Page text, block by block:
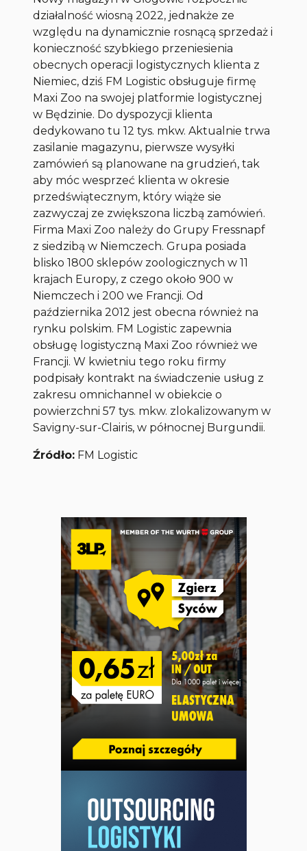
działalność wiosną 2022, jednakże ze
względu na dynamicznie rosnącą sprzedaż i
konieczność szybkiego przeniesienia
obecnych operacji logistycznych klienta z
Niemiec, dziś FM Logistic obsługuje firmę
Maxi Zoo na swojej platformie logistycznej
w Będzinie. Do dyspozycji klienta
dedykowano tu 12 tys. mkw. Aktualnie trwa
zasilanie magazynu, pierwsze wysyłki
zamówień są planowane na grudzień, tak
aby móc wesprzeć klienta w okresie
przedświątecznym, który wiąże sie
zazwyczaj ze zwiększona liczbą zamówień.
Firma Maxi Zoo należy do Grupy Fressnapf
z siedzibą w Niemczech. Grupa posiada
blisko 1800 sklepów zoologicznych w 11
krajach Europy, z czego około 900 w
Niemczech i 200 we Francji. Od
października 2012 jest obecna również na
rynku polskim. FM Logistic zapewnia
obsługę logistyczną Maxi Zoo również we
Francji. W kwietniu tego roku firmy
podpisały kontrakt na świadczenie usług z
zakresu omnichannel w obiekcie o
powierzchni 57 tys. mkw. zlokalizowanym w
Savigny-sur-Clairis, w północnej Burgundii.
Źródło: FM Logistic